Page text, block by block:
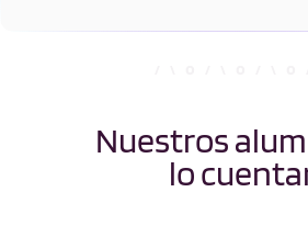
Nuestros
lo